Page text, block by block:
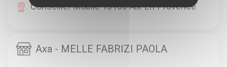
Conseiller Mobile 13100 Aix-En-Provence
Axa - MELLE FABRIZI PAOLA